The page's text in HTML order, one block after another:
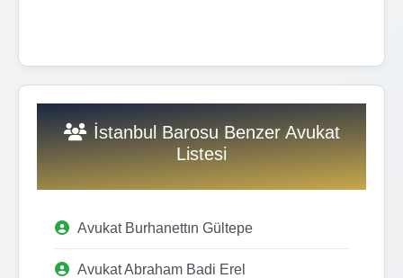
İstanbul Barosu Benzer Avukat
Listesi
Avukat Burhanettın Gültepe
Avukat Abraham Badi Erel